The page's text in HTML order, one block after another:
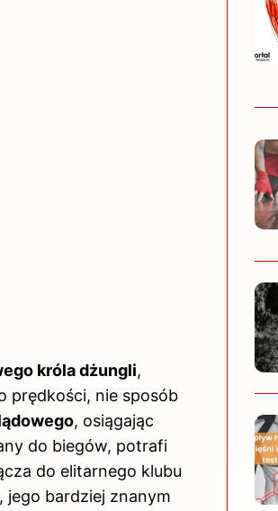
króla dżungli,
prędkości, nie sposób
, osiągając
do biegów, potrafi
do elitarnego klubu
bardziej znanym